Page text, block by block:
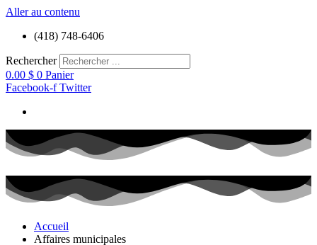
Aller au contenu
(418) 748-6406
Rechercher
0.00 $ 0 Panier
Facebook-f Twitter
Accueil
Affaires municipales